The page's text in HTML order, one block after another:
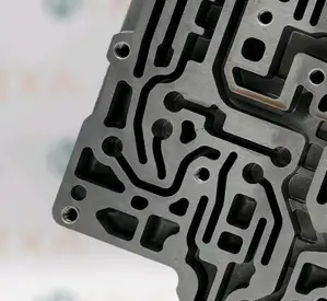
Merkliste
Nachrichten
Anzeige aufgeben